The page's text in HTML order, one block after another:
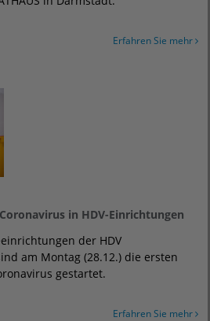
Erfahren Sie mehr
in HDV-Einrichtungen
der HDV
am Montag (28.12.) die ersten
gestartet.
Erfahren Sie mehr